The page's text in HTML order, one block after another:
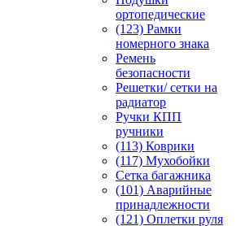
ортопедические
(123) Рамки
номерного знака
Ремень
безопасности
Решетки/ сетки на
радиатор
Ручки КПП
ручники
(113) Коврики
(117) Мухобойки
Сетка багажника
(101) Аварийные
принадлежности
(121) Оплетки руля